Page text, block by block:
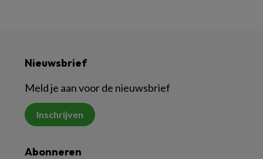
Nieuwsbrief
Meld je aan voor de nieuwsbrief
Inschrijven
Abonneren